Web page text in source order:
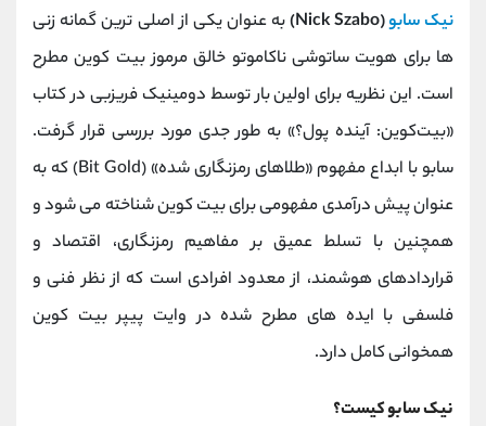
نیک سابو(Nick Szabo)
به عنوان یکی از اصلی ‌ترین گمانه ‌زنی
‌ها برای هویت ساتوشی ناکاموتو خالق مرموز بیت‌ کوین مطرح
است. این نظریه برای اولین بار توسط دومینیک فریزبی در کتاب
«بیت‌کوین: آینده پول؟» به طور جدی مورد بررسی قرار گرفت.
سابو با ابداع مفهوم «طلاهای رمزنگاری ‌شده» (Bit Gold) که به
عنوان پیش ‌درآمدی مفهومی برای بیت‌ کوین شناخته می ‌شود و
همچنین با تسلط عمیق بر مفاهیم رمزنگاری، اقتصاد و
قراردادهای هوشمند، از معدود افرادی است که از نظر فنی و
فلسفی با ایده‌ های مطرح‌ شده در وایت ‌پیپر بیت‌ کوین
همخوانی کامل دارد.
نیک سابو کیست؟
تلفن 021-22021030
021-22021040
بدون پیش شماره
اینستاگرام @alireza.mehrabii
کانال تلگرام @alirezamehrabi_com
@alirezamehrabi_official